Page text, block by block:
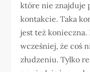
które nie znajduje
kontakcie. Taka
jest też
wcześniej, że coś
złudzeniu. Tylko